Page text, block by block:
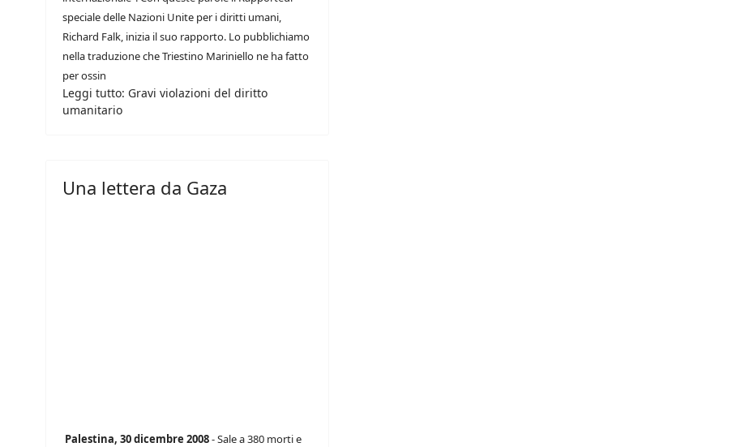
speciale delle Nazioni Unite per i diritti umani,
Richard Falk, inizia il suo rapporto. Lo pubblichiamo
nella traduzione che Triestino Mariniello ne ha fatto
per ossin
Leggi tutto: Gravi violazioni del diritto
umanitario
Una lettera da Gaza
Palestina, 30 dicembre 2008- Sale a 380 morti e